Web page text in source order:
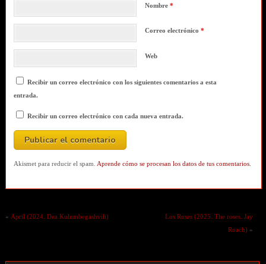
Nombre *
Correo electrónico *
Web
Recibir un correo electrónico con los siguientes comentarios a esta
entrada.
Recibir un correo electrónico con cada nueva entrada.
Akismet para reducir el spam. Aprende cómo se procesan los datos de tus comentarios.
« April (2024. Dea Kulumbegashvili)
Los Roses (2025. The roses. Jay
Roach) »